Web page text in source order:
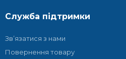
Служба підтримки
Зв’язатися з нами
Повернення товару